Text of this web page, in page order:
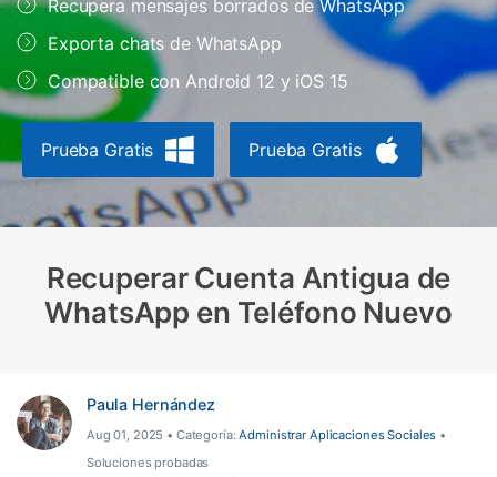
Herramientas Online
Soporte
Transferencia de Datos
Gestor de Datos
Reparación de Móviles
Protección del Móvil
Desbloqueo FRP en Android 16
Iniciar sesión
Recupera mensajes borrados de WhatsApp
Exporta chats de WhatsApp
Compatible con Android 12 y iOS 15
Prueba Gratis Prueba Gratis
Recuperar Cuenta Antigua de
WhatsApp en Teléfono Nuevo
Paula Hernández
Aug 01, 2025 • Categoría:Administrar Aplicaciones Sociales •
Soluciones probadas